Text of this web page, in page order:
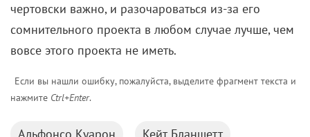
чертовски важно, и разочароваться из-за его
сомнительного проекта в любом случае лучше, чем
вовсе этого проекта не иметь.
Если вы нашли ошибку, пожалуйста, выделите фрагмент текста и
нажмите Ctrl+Enter.
Альфонсо Куарон Кейт Бланшетт